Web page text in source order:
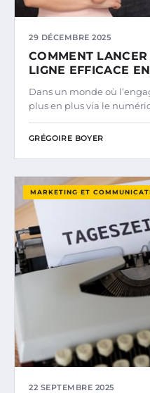
29 DÉCEMBRE 2025
COMMENT
LIGNE EFFICACE
Dans un monde où
plus en plus via le
GRÉGOIRE BOYER
MARKETING ET
22 SEPTEMBRE 2025